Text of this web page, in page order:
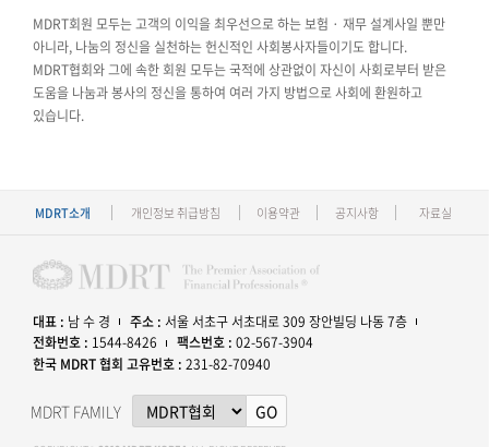
MDRT회원 모두는 고객의 이익을 최우선으로 하는 보험 · 재무 설계사일 뿐만
아니라, 나눔의 정신을 실천하는 헌신적인 사회봉사자들이기도 합니다.
MDRT협회와 그에 속한 회원 모두는 국적에 상관없이 자신이 사회로부터 받은
도움을 나눔과 봉사의 정신을 통하여 여러 가지 방법으로 사회에 환원하고
있습니다.
MDRT소개 개인정보 취급방침 이용약관 공지사항 자료실
대표 : 남 수 경 주소 : 서울 서초구 서초대로 309 장안빌딩 나동 7층
전화번호 : 1544-8426 팩스번호 : 02-567-3904
한국 MDRT 협회 고유번호 : 231-82-70940
MDRT FAMILY GO